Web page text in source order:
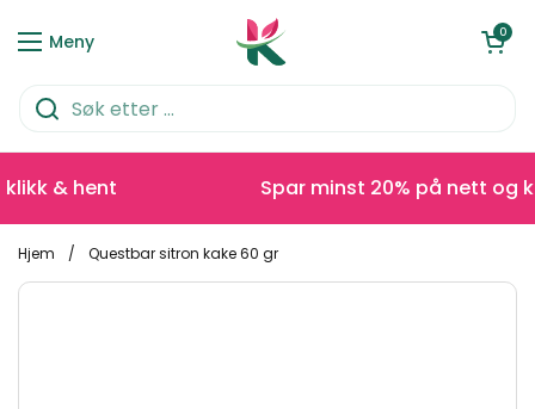
Meny
Åpen0
& hent Spar minst 20% på nett og
Hjem / Questbar sitron kake 60 gr